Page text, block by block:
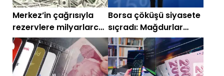
Merkez’in çağrısıyla
rezervlere milyarlarca
dolar girdi
Borsa çöküşü siyasete
sıçradı: Mağdurlar
parti kuruyor